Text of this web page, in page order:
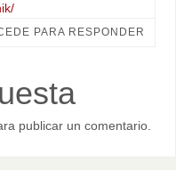
PARA RESPONDER
publicar un comentario.